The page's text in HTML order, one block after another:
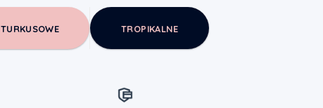
TURKUSOWE TROPIKALNE